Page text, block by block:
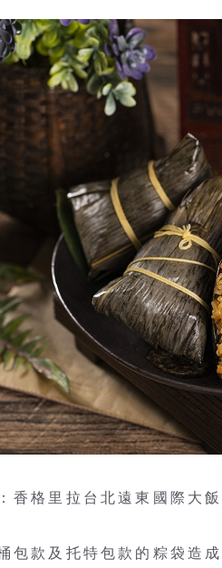
格里拉台北遠東國際大
包款及托特包款的粽袋造